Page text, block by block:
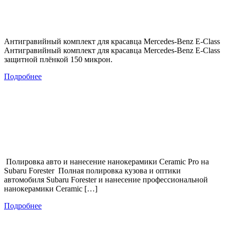
Антигравийный комплект для красавца Mercedes-Benz E-Class
Антигравийный комплект для красавца Mercedes-Benz E-Class
защитной плёнкой 150 микрон.
Подробнее
Полировка авто и нанесение нанокерамики Ceramic Pro на
Subaru Forester Полная полировка кузова и оптики
автомобиля Subaru Forester и нанесение профессиональной
нанокерамики Ceramic […]
Подробнее